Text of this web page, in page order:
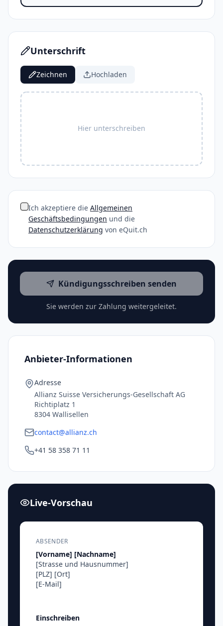
Unterschrift
Zeichnen Hochladen
Hier unterschreiben
Ich akzeptiere die Allgemeinen
Geschäftsbedingungen und die
Datenschutzerklärung von eQuit.ch
Kündigungsschreiben senden
Sie werden zur Zahlung weitergeleitet.
Anbieter-Informationen
Adresse
Allianz Suisse Versicherungs-Gesellschaft AG
Richtiplatz 1
8304 Wallisellen
contact@allianz.ch
+41 58 358 71 11
Live-Vorschau
ABSENDER
[Vorname] [Nachname]
[Strasse und Hausnummer]
[PLZ] [Ort]
[E-Mail]
Einschreiben